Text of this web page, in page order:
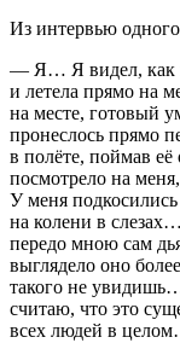
Из интервью
— Я… Я видел, как
и летела прямо на
на месте,
пронеслось прямо
в полёте, поймав
посмотрело на
У меня
на колени в
передо мною сам
выглядело оно
такого не
считаю, что это
всех людей в